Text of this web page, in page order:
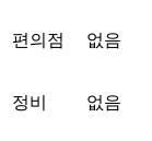
편의점 없음
정비 없음